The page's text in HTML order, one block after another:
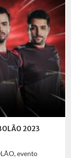
2023
evento